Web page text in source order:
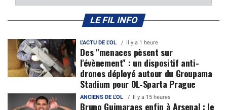
LE FIL INFO
L'ACTU DE L'OL Il y a 1 heure
Des "menaces pèsent sur
l'évènement" : un dispositif anti-
drones déployé autour du Groupama
Stadium pour OL-Sparta Prague
ANCIENS DE L'OL Il y a 15 heures
Bruno Guimaraes enfin à Arsenal : le